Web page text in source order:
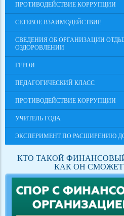
ПРОТИВОДЕЙСТВИЕ КОРРУПЦИИ
СЕТЕВОЕ ВЗАИМОДЕЙСТВИЕ
СВЕДЕНИЯ ОБ ОРГАНИЗАЦИИ
ОЗДОРОВЛЕНИИ
ГЕРОИ
ПЕДАГОГИЧЕСКИЙ КЛАСС
ПРОТИВОДЕЙСТВИЕ КОРРУПЦИИ
УЧИТЕЛЬ ГОДА
ЭКСПЕРИМЕНТ ПО РАСШИРЕНИЮ
КТО ТАКОЙ ФИНАНСОВЫЙ УПОЛНОМОЧЕННЫЙ И
КАК ОН